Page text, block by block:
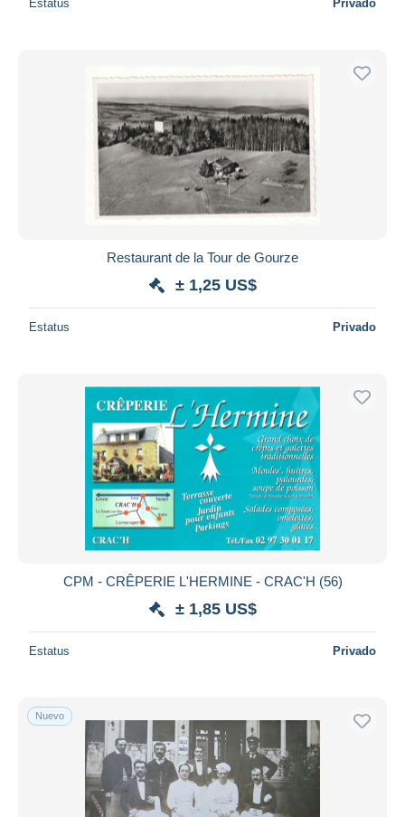
Estatus Privado
Restaurant de la Tour de Gourze
± 1,25 US$
Estatus Privado
CPM - CRÊPERIE L'HERMINE - CRAC'H (56)
± 1,85 US$
Estatus Privado
Nuevo